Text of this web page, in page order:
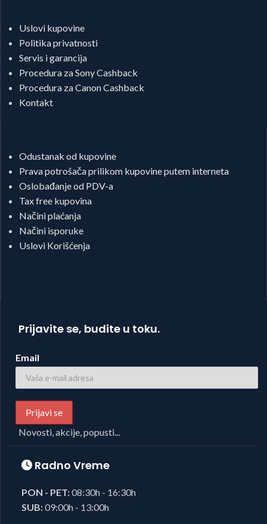
Uslovi kupovine
Politika privatnosti
Servis i garancija
Procedura za Sony Cashback
Procedura za Canon Cashback
Kontakt
Odustanak od kupovine
Prava potrošača prilikom kupovine putem interneta
Oslobađanje od PDV-a
Tax free kupovina
Načini plaćanja
Načini isporuke
Uslovi Korišćenja
Prijavite se, budite u toku.
Email
Novosti, akcije, popusti...
Radno Vreme
PON - PET:08:30h - 16:30h
SUB:09:00h - 13:00h